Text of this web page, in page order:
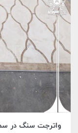
واترجت سنگ در سمنان |